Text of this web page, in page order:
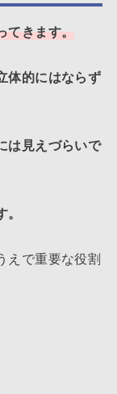
きます。
体的にはならず
は見えづらいで
えで重要な役割